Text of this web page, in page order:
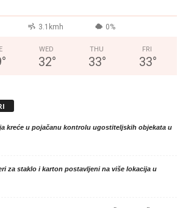
3.1kmh 0%
°
WED
32°
THU
33°
FRI
33°
kreće u pojačanu kontrolu ugostiteljskih objekata u
za staklo i karton postavljeni na više lokacija u